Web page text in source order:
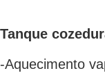
Tanque
-Aquecimento